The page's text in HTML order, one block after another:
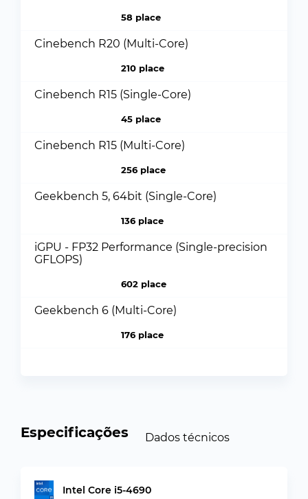
58 place
Cinebench R20 (Multi-Core)
210 place
Cinebench R15 (Single-Core)
45 place
Cinebench R15 (Multi-Core)
256 place
Geekbench 5, 64bit (Single-Core)
136 place
iGPU - FP32 Performance (Single-precision
GFLOPS)
602 place
Geekbench 6 (Multi-Core)
176 place
Especificações Dados técnicos
Intel Core i5-4690